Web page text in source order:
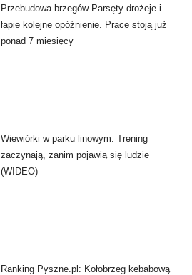
Przebudowa brzegów Parsęty drożeje i
łapie kolejne opóźnienie. Prace stoją już
ponad 7 miesięcy
Wiewiórki w parku linowym. Trening
zaczynają, zanim pojawią się ludzie
(WIDEO)
Ranking Pyszne.pl: Kołobrzeg kebabową